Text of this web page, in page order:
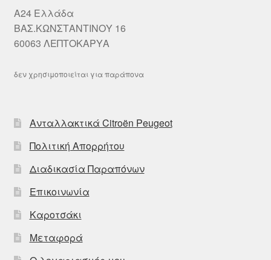
A24 Ελλάδα
ΒΑΣ.ΚΩΝΣΤΑΝΤΙΝΟΥ 16
60063 ΛΕΠΤΟΚΑΡΥΑ
δεν χρησιμοποιείται για παράπονα
Ανταλλακτικά Citroën Peugeot
Πολιτική Απορρήτου
Διαδικασία Παραπόνων
Επικοινωνία
Καροτσάκι
Μεταφορά